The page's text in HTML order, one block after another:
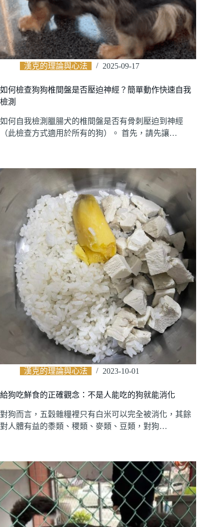
漢克的理論與心法 2025-09-17
如何檢查狗狗椎間盤是否壓迫神經？簡單動作快速自我
檢測
如何自我檢測臘腸犬的椎間盤是否有骨刺壓迫到神經
（此檢查方式適用於所有的狗）。 首先，請先讓…
漢克的理論與心法 2023-10-01
給狗吃鮮食的正確觀念：不是人能吃的狗就能消化
對狗而言，五穀雜糧裡只有白米可以完全被消化，其餘
對人體有益的黍類、稷類、麥類、豆類，對狗…